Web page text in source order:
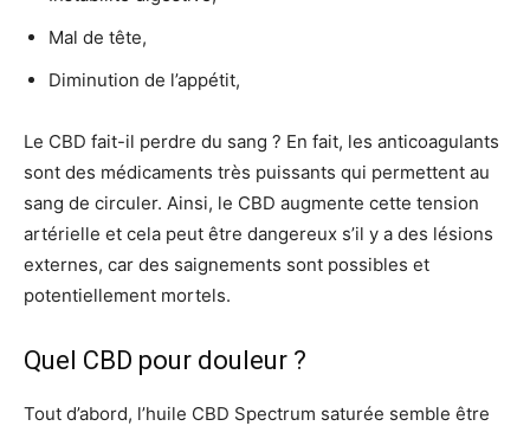
Mal de tête,
Diminution de l’appétit,
Le CBD fait-il perdre du sang ? En fait, les anticoagulants
sont des médicaments très puissants qui permettent au
sang de circuler. Ainsi, le CBD augmente cette tension
artérielle et cela peut être dangereux s’il y a des lésions
externes, car des saignements sont possibles et
potentiellement mortels.
Quel CBD pour douleur ?
Tout d’abord, l’huile CBD Spectrum saturée semble être